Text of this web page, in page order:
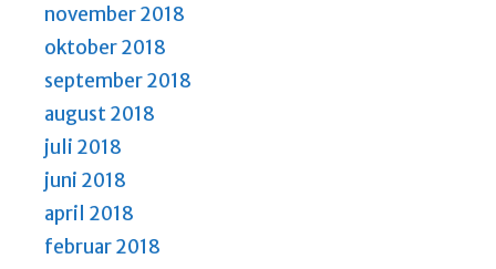
november 2018
oktober 2018
september 2018
august 2018
juli 2018
juni 2018
april 2018
februar 2018